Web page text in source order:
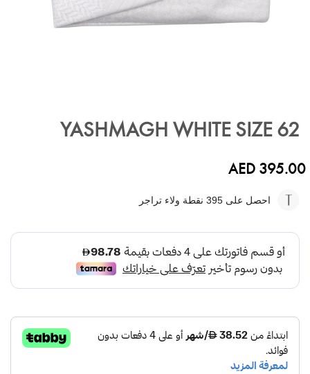
بداية
YASHMAGH WHITE SIZE 62
AED 395.00
احصل على 395 نقطة ولاء تراجر